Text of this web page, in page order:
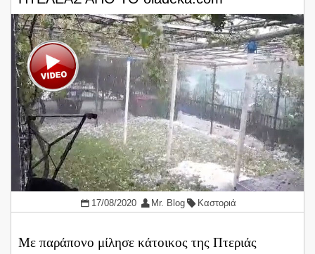
17/08/2020 Mr. Blog Καστοριά
Με παράπονο μίλησε κάτοικος της Πτεριάς